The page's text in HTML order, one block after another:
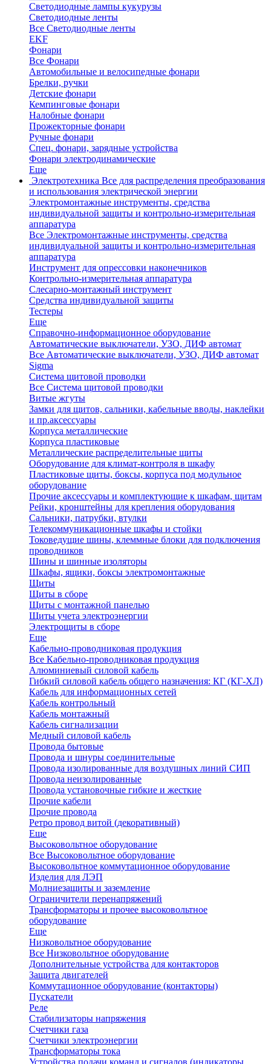
Светодиодные лампы кукурузы
Светодиодные ленты
Все Светодиодные ленты
EKF
Фонари
Все Фонари
Автомобильные и велосипедные фонари
Брелки, ручки
Детские фонари
Кемпинговые фонари
Налобные фонари
Прожекторные фонари
Ручные фонари
Спец. фонари, зарядные устройства
Фонари электродинамические
Еще
Электротехника Все для распределения преобразования
и использования электрической энергии
Электромонтажные инструменты, средства
индивидуальной защиты и контрольно-измерительная
аппаратура
Все Электромонтажные инструменты, средства
индивидуальной защиты и контрольно-измерительная
аппаратура
Инструмент для опрессовки наконечников
Контрольно-измерительная аппаратура
Слесарно-монтажный инструмент
Средства индивидуальной защиты
Тестеры
Еще
Справочно-информационное оборудование
Автоматические выключатели, УЗО, ДИФ автомат
Все Автоматические выключатели, УЗО, ДИФ автомат
Sigma
Система щитовой проводки
Все Система щитовой проводки
Витые жгуты
Замки для щитов, сальники, кабельные вводы, наклейки
и пр.аксессуары
Корпуса металлические
Корпуса пластиковые
Металлические распределительные щиты
Оборудование для климат-контроля в шкафу
Пластиковые щиты, боксы, корпуса под модульное
оборудование
Прочие аксессуары и комплектующие к шкафам, щитам
Рейки, кронштейны для крепления оборудования
Сальники, патрубки, втулки
Телекоммуникационные шкафы и стойки
Токоведущие шины, клеммные блоки для подключения
проводников
Шины и шинные изоляторы
Шкафы, ящики, боксы электромонтажные
Щиты
Щиты в сборе
Щиты с монтажной панелью
Щиты учета электроэнергии
Электрощиты в сборе
Еще
Кабельно-проводниковая продукция
Все Кабельно-проводниковая продукция
Алюминиевый силовой кабель
Гибкий силовой кабель общего назначения: КГ (КГ-ХЛ)
Кабель для информационных сетей
Кабель контрольный
Кабель монтажный
Кабель сигнализации
Медный силовой кабель
Провода бытовые
Провода и шнуры соединительные
Провода изолированные для воздушных линий СИП
Провода неизолированные
Провода установочные гибкие и жесткие
Прочие кабели
Прочие провода
Ретро провод витой (декоративный)
Еще
Высоковольтное оборудование
Все Высоковольтное оборудование
Высоковольтное коммутационное оборудование
Изделия для ЛЭП
Молниезащиты и заземление
Ограничители перенапряжений
Трансформаторы и прочее высоковольтное
оборудование
Еще
Низковольтное оборудование
Все Низковольтное оборудование
Дополнительные устройства для контакторов
Защита двигателей
Коммутационное оборудование (контакторы)
Пускатели
Реле
Стабилизаторы напряжения
Счетчики газа
Счетчики электроэнергии
Трансформаторы тока
Устройства подачи команд и сигналов (индикаторы,